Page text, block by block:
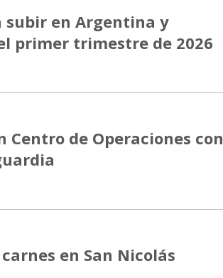
subir en Argentina y
primer trimestre de 2026
Centro de Operaciones con
en San Nicolás